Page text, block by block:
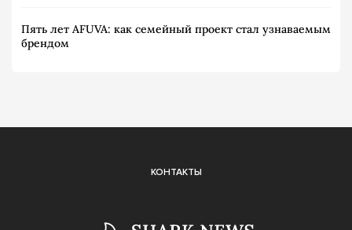
Пять лет AFUVA: как семейный проект стал узнаваемым
брендом
КОНТАКТЫ